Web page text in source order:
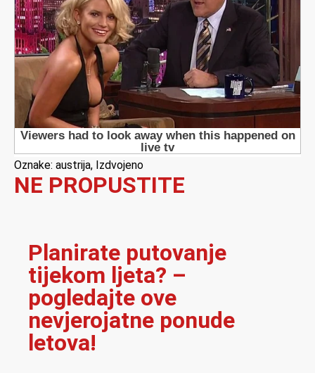
Oznake: austrija, Izdvojeno
NE PROPUSTITE
Planirate putovanje
tijekom ljeta? –
pogledajte ove
nevjerojatne ponude
letova!